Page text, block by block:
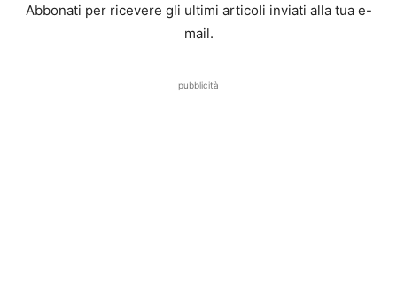
Abbonati per ricevere gli ultimi articoli inviati alla tua e-
mail.
pubblicità